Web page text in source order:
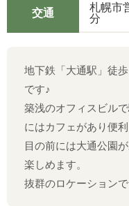
交通
札幌市
分
地下鉄「大通駅」徒
です♪
築浅のオフィスビル
にはカフェがあり便利
目の前には大通公園
楽しめます。
抜群のロケーション